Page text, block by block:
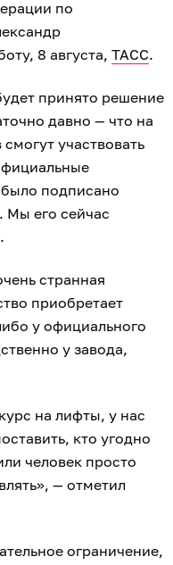
по
8 августа, ТАСС.
принято решение
давно — что на
участвовать
подписано
Мы его сейчас
странная
приобретает
у официального
у завода,
на лифты, у нас
кто угодно
человек просто
— отметил
ограничение,